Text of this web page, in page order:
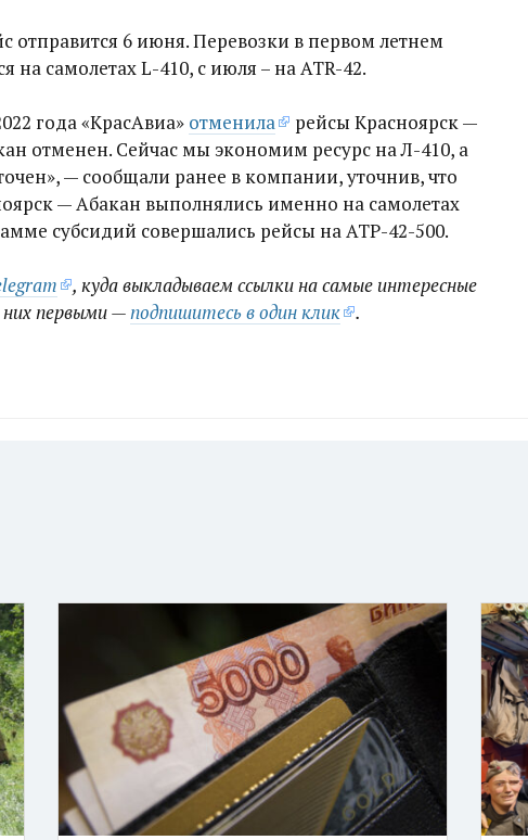
отправится 6 июня. Перевозки в первом летнем
на самолетах L-410, с июля – на ATR-42.
года «КрасАвиа» отменила
рейсы Красноярск —
отменен. Сейчас мы экономим ресурс на Л-410, а
— сообщали ранее в компании, уточнив, что
— Абакан выполнялись именно на самолетах
субсидий совершались рейсы на АТР-42-500.
, куда выкладываем ссылки на самые интересные
первыми — подпишитесь в один клик .